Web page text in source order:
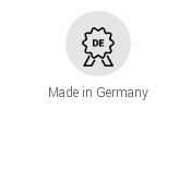
Made in Germany